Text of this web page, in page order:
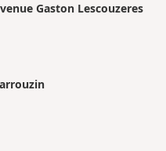
Gaston Lescouzeres